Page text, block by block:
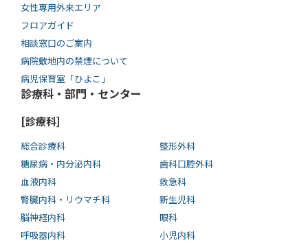
女性専用外来エリア
フロアガイド
相談窓口のご案内
病院敷地内の禁煙について
病児保育室「ひよこ」
診療科・部門・センター
[診療科]
総合診療科
糖尿病・内分泌内科
血液内科
腎臓内科・リウマチ科
脳神経内科
呼吸器内科
整形外科
歯科口腔外科
救急科
新生児科
眼科
小児内科